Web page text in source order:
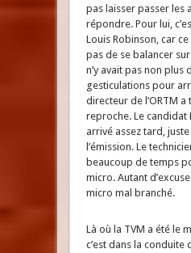
pas laisser passer les
répondre. Pour lui,
Louis Robinson, car
pas de se balancer
n’y avait pas non plus
gesticulations pour
directeur de l’ORTM
reproche. Le candidat
arrivé assez tard,
l’émission. Le
beaucoup de temps
micro. Autant
micro mal branché.
Là où la TVM a été le
c’est dans la conduite